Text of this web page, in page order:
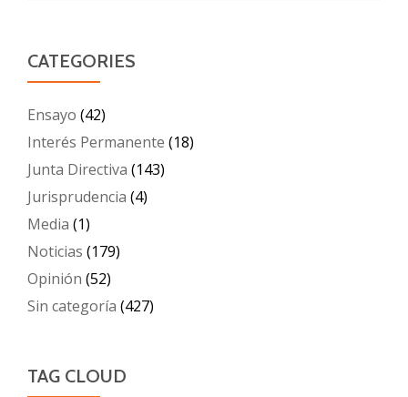
CATEGORIES
Ensayo (42)
Interés Permanente (18)
Junta Directiva (143)
Jurisprudencia (4)
Media (1)
Noticias (179)
Opinión (52)
Sin categoría (427)
TAG CLOUD